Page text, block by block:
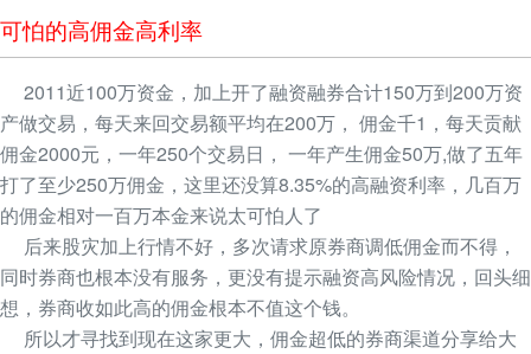
可怕的高佣金高利率
2011近100万资金，加上开了融资融券合计150万到200万资
产做交易，每天来回交易额平均在200万， 佣金千1，每天贡献
佣金2000元，一年250个交易日， 一年产生佣金50万,做了五年
打了至少250万佣金，这里还没算8.35%的高融资利率，几百万
的佣金相对一百万本金来说太可怕人了
后来股灾加上行情不好，多次请求原券商调低佣金而不得，
同时券商也根本没有服务，更没有提示融资高风险情况，回头细
想，券商收如此高的佣金根本不值这个钱。
所以才寻找到现在这家更大，佣金超低的券商渠道分享给大